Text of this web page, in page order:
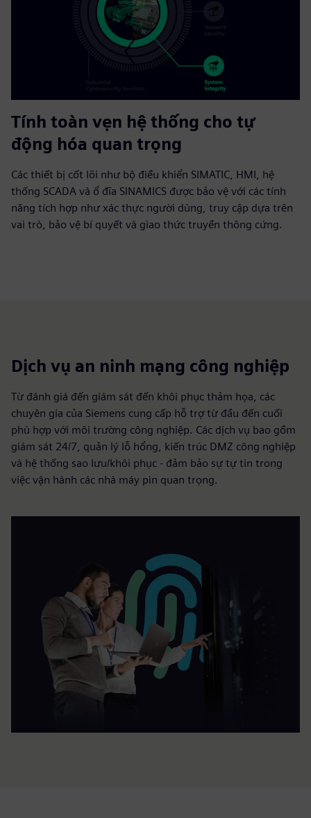
Tính toàn vẹn hệ thống cho tự
động hóa quan trọng
Các thiết bị cốt lõi như bộ điều khiển SIMATIC, HMI, hệ
thống SCADA và ổ đĩa SINAMICS được bảo vệ với các tính
năng tích hợp như xác thực người dùng, truy cập dựa trên
vai trò, bảo vệ bí quyết và giao thức truyền thông cứng.
Dịch vụ an ninh mạng công nghiệp
Từ đánh giá đến giám sát đến khôi phục thảm họa, các
chuyên gia của Siemens cung cấp hỗ trợ từ đầu đến cuối
phù hợp với môi trường công nghiệp. Các dịch vụ bao gồm
giám sát 24/7, quản lý lỗ hổng, kiến trúc DMZ công nghiệp
và hệ thống sao lưu/khôi phục - đảm bảo sự tự tin trong
việc vận hành các nhà máy pin quan trọng.